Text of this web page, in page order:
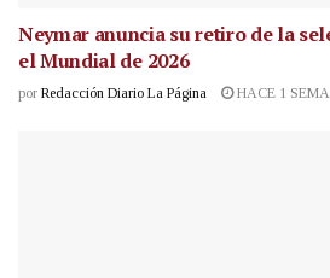
Neymar anuncia su retiro de la
el Mundial de 2026
por Redacción Diario La Página HACE 1